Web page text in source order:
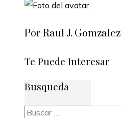
Por Raul J. Gomzalez
Te Puede Interesar
Busqueda
Buscar: